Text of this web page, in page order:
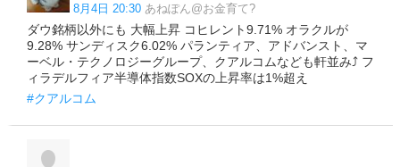
8月4日 20:30 あねぽん@お金育て?
ダウ銘柄以外にも 大幅上昇 コヒレント9.71% オラクルが
9.28% サンディスク6.02% パランティア、アドバンスト、マ
ーベル・テクノロジーグループ、クアルコムなども軒並み⤴️ フ
ィラデルフィア半導体指数SOXの上昇率は1%超え
#クアルコム